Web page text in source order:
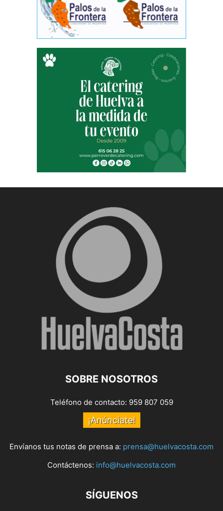
SOBRE NOSOTROS
Teléfono de contacto: 959 807 059
¡Anúnciate!
Envíanos tus notas de prensa a: prensa@huelvacosta.com
Contáctenos: info@huelvacosta.com
SÍGUENOS